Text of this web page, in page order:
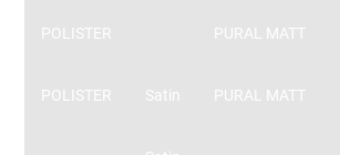
POLISTER
POLISTER Satin
PURAL MATT
PURAL MATT